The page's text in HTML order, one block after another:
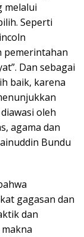
melalui
Seperti
pemerintahan
Dan sebagai
baik, karena
oleh
agama dan
Bundu
gagasan dan
dan